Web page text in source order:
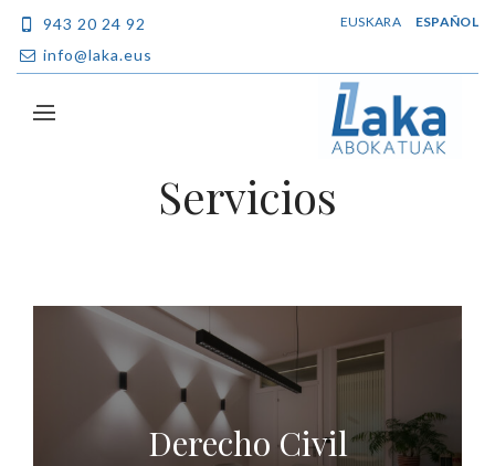
943 20 24 92
info@laka.eus
EUSKARA ESPAÑOL
Servicios
Derecho Civil